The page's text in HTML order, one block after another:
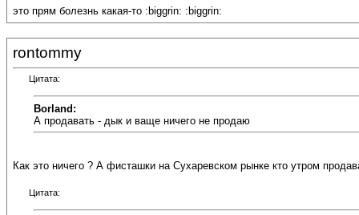
это прям болезнь какая-то :biggrin: :biggrin:
rontommy
Цитата:
Borland:
А продавать - дык и ваще ничего не продаю
Как это ничего ? А фисташки на Сухаревском рынке кто утром
Цитата: